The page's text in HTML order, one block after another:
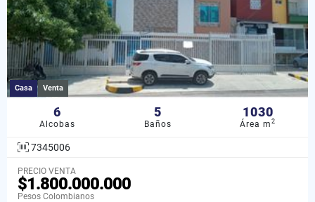
Casa Venta
6
Alcobas
5
Baños
1030
Área m2
7345006
PRECIO VENTA
$1.800.000.000
Pesos Colombianos